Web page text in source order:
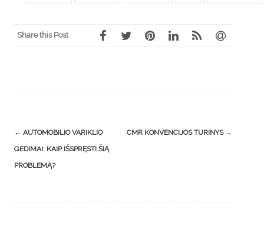
Share this Post
Post
navigation
← AUTOMOBILIO VARIKLIO
GEDIMAI: KAIP IŠSPRĘSTI ŠIĄ
PROBLEMĄ?
CMR KONVENCIJOS TURINYS →